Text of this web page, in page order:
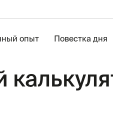
опыт Повестка дня